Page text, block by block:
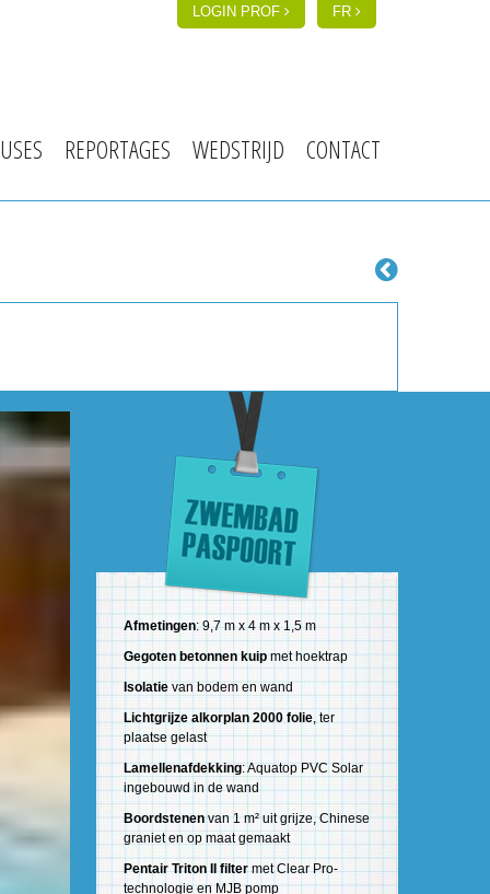
LOGIN PROF FR
REPORTAGES WEDSTRIJD CONTACT
Afmetingen: 9,7 m x 4 m x 1,5 m
Gegoten betonnen kuipmet hoektrap
Isolatie van bodem en wand
Lichtgrijze alkorplan 2000 folie, ter
plaatse gelast
Lamellenafdekking: Aquatop PVC Solar
ingebouwd in de wand
Boordstenen van 1 m² uit grijze, Chinese
graniet en op maat gemaakt
Pentair Triton II filtermet Clear Pro-
technologie en MJB pomp